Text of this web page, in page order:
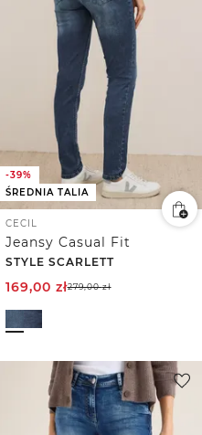
-39%
ŚREDNIA TALIA
CECIL
Jeansy Casual Fit
STYLE SCARLETT
169,00 zł279,00zł